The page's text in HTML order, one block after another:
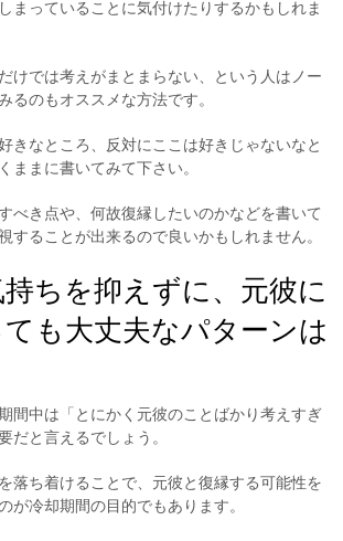
まっていることに気付けたりするかもしれま
けでは考えがまとまらない、という人はノー
るのもオススメな方法です。
きなところ、反対にここは好きじゃないなと
ままに書いてみて下さい。
べき点や、何故復縁したいのかなどを書いて
することが出来るので良いかもしれません。
ちを抑えずに、元彼に
も大丈夫なパターンは
間中は「とにかく元彼のことばかり考えすぎ
だと言えるでしょう。
落ち着けることで、元彼と復縁する可能性を
が冷却期間の目的でもあります。